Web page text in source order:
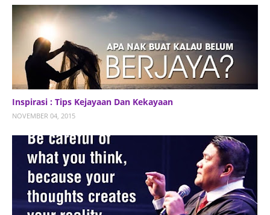
Inspirasi : Tips Kejayaan Dan Kekayaan
NOVEMBER 04, 2015